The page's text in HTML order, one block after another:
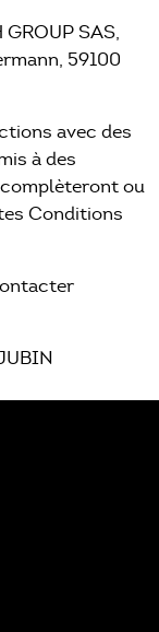
SAS,
59100
avec des
à des
ou
Conditions